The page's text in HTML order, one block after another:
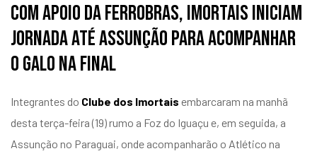
Com apoio da Ferrobras, Imortais iniciam
jornada até Assunção para acompanhar
o Galo na final
Integrantes do Clube dos Imortais embarcaram na manhã
desta terça-feira (19) rumo a Foz do Iguaçu e, em seguida, a
Assunção no Paraguai, onde acompanharão o Atlético na